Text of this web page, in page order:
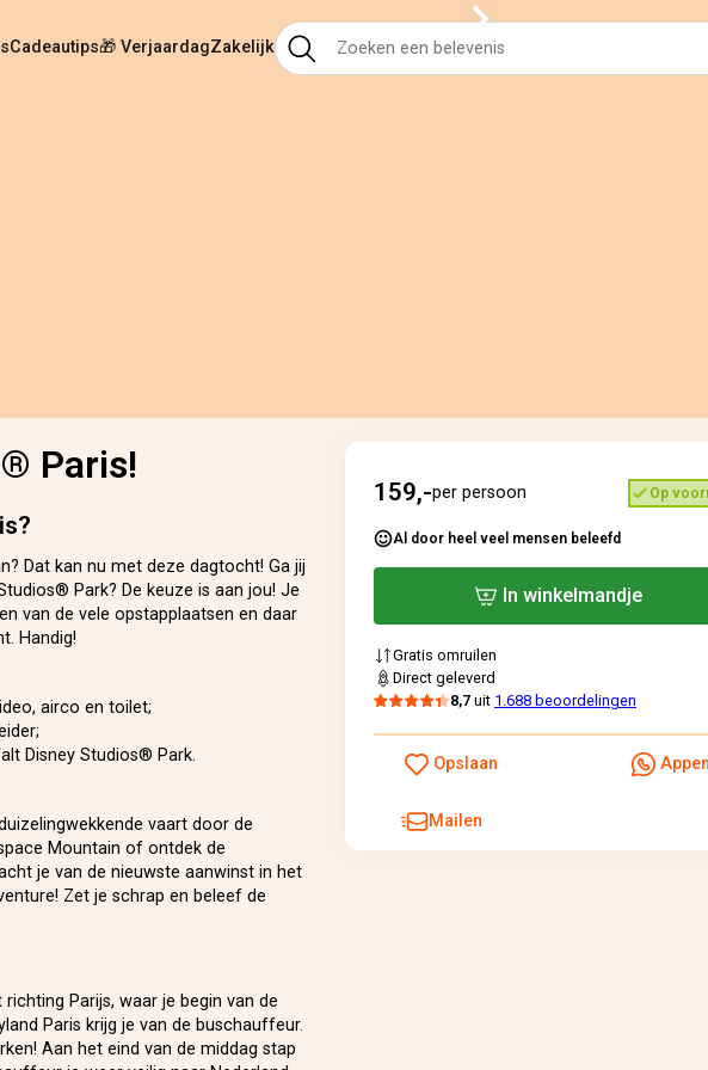
Cadeautips🎁 VerjaardagZakelijk
Paris!
Dat kan nu met deze dagtocht! Ga jij
Park? De keuze is aan jou! Je
van de vele opstapplaatsen en daar
Handig!
airco en toilet;
Disney Studios® Park.
vaart door de
Mountain of ontdek de
je van de nieuwste aanwinst in het
Zet je schrap en beleef de
Parijs, waar je begin van de
Paris krijg je van de buschauffeur.
Aan het eind van de middag stap
159,-per persoon Op
Al door heel veel mensen beleefd
In winkelmandje
Gratis omruilen
Direct geleverd
8,7 uit 1.688 beoordelingen
Opslaan
Mailen